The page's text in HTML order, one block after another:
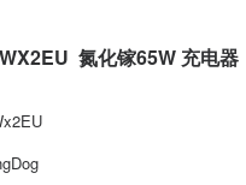
氮化镓65W 充电器